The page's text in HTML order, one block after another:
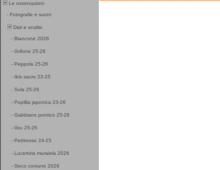
Le osservazioni
- Fotografie e suoni
Dati e analisi
- Biancone 2026
- Grifone 25-26
- Peppola 25-26
- Ibis sacro 23-25
- Sula 25-26
- Popillia japonica 23-26
- Gabbiano pontico 25-26
- Gru 25-26
- Pettirosso 24-25
- Lucertola muraiola 2026
- Geco comune 2026